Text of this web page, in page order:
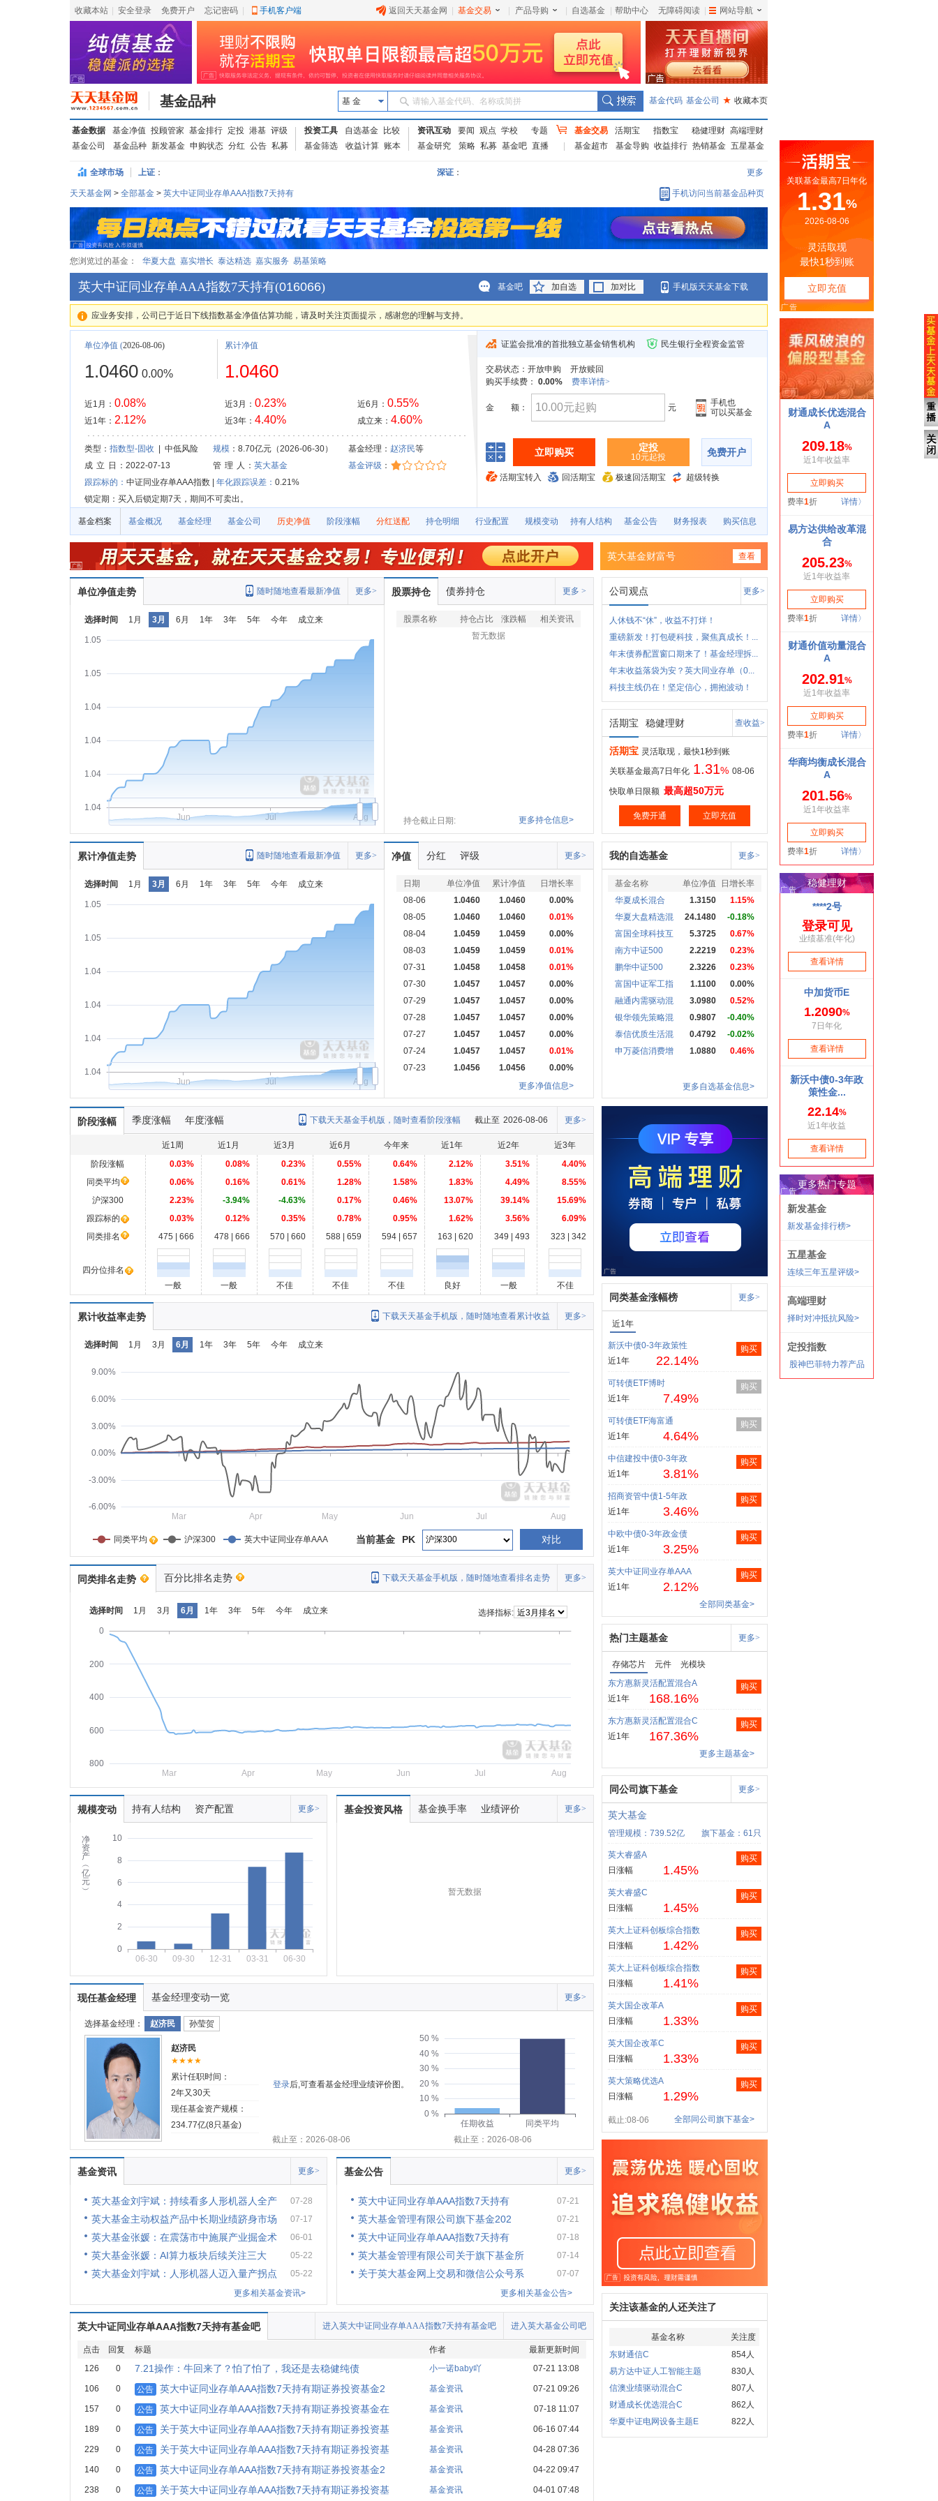
收藏本站 安全登录 免费开户 忘记密码 手机客户端 返回天天基金网 基金交易 产品导购 自选基金 帮助中心 无障碍阅读 网站导航
基金品种 基 金 请输入基金代码、名称或简拼 基金代码 基金公司 ★ 收藏本页
基金数据 基金净值 投顾管家 基金排行 定投 港基 评级
基金公司
基金品种 新发基金 申购状态 分红 公告 私募
投资工具 自选基金
比较
基金筛选
收益计算 账本
资讯互动 要闻 观点 学校
专题
基金研究
策略 私募 基金吧 直播
基金交易 活期宝 指数宝 稳健理财 高端理财
基金超市
基金导购 收益排行 热销基金 五星基金
全球市场 上证： 深证： 更多
天天基金网 > 全部基金 > 英大中证同业存单AAA指数7天持有 手机访问当前基金品种页
您浏览过的基金： 华夏大盘 嘉实增长 泰达精选 嘉实服务 易基策略
英大中证同业存单AAA指数7天持有(016066) 基金吧 加自选 加对比 手机版天天基金下载
应业务安排，公司已于近日下线指数基金净值估算功能，请及时关注页面提示，感谢您的理解与支持。
单位净值 (2026-08-06)
1.0460 0.00%
近1月： 0.08%
近1年： 2.12%
累计净值
1.0460
近3月： 0.23%
近3年： 4.40%
近6月： 0.55%
成立来： 4.60%
类型： 指数型-固收 | 中低风险 规模：8.70亿元（2026-06-30） 基金经理： 赵济民等
成 立 日
：2022-07-13 管 理 人 ： 英大基金 基金评级 ：
跟踪标的： 中证同业存单AAA指数 | 年化跟踪误差： 0.21%
锁定期：买入后锁定期7天，期间不可卖出。
证监会批准的首批独立基金销售机构 民生银行全程资金监管
交易状态： 开放申购
开放赎回
购买手续费： 0.00% 费率详情>
金 额： 元
手机也
可以买基金
立即购买 定投
10元起投 免费开户
活期宝转入 回活期宝 极速回活期宝 超级转换
基金档案 基金概况 基金经理 基金公司 历史净值 阶段涨幅 分红送配 持仓明细 行业配置 规模变动 持有人结构 基金公告 财务报表 购买信息
英大基金财富号 查看
单位净值走势 更多>
随时随地查看最新净值
选择时间 1月 3月 6月 1年 3年 5年 今年 成立来
1.04
1.04
1.04
1.04
1.05
1.05
Jun Jul Aug
股票持仓 债券持仓 更多 >
股票名称 持仓占比 涨跌幅
相关资讯
暂无数据
持仓截止日期: 更多持仓信息>
公司观点 更多>
人休钱不“休”，收益不打烊！
重磅新发！打包硬科技，聚焦真成长！...
年末债券配置窗口期来了！基金经理拆...
年末收益落袋为安？英大同业存单（0...
科技主线仍在！坚定信心，拥抱波动！
活期宝 稳健理财 查收益>
活期宝 灵活取现，最快1秒到账
关联基金最高7日年化 1.31% 08-06
快取单日限额 最高超50万元
免费开通 立即充值
累计净值走势 更多>
随时随地查看最新净值
选择时间 1月 3月 6月 1年 3年 5年 今年 成立来
1.04
1.04
1.04
1.04
1.05
1.05
Jun Jul Aug
净值 分红 评级 更多>
日期 单位净值 累计净值
日增长率
08-06
1.0460 1.0460
0.00%
08-05
1.0460 1.0460
0.01%
08-04
1.0459 1.0459
0.00%
08-03
1.0459 1.0459
0.01%
07-31
1.0458 1.0458
0.01%
07-30
1.0457 1.0457
0.00%
07-29
1.0457 1.0457
0.00%
07-28
1.0457 1.0457
0.00%
07-27
1.0457 1.0457
0.00%
07-24
1.0457 1.0457
0.01%
07-23
1.0456 1.0456
0.00%
更多净值信息>
我的自选基金 更多>
基金名称 单位净值
日增长率
华夏成长混合
1.3150
1.15%
华夏大盘精选混
24.1480
-0.18%
富国全球科技互
5.3725
0.67%
南方中证500
2.2219
0.23%
鹏华中证500
2.3226
0.23%
富国中证军工指
1.1100
0.00%
融通内需驱动混
3.0980
0.52%
银华领先策略混
0.9807
-0.40%
泰信优质生活混
0.4792
-0.02%
申万菱信消费增
1.0880 0.46%
更多自选基金信息>
阶段涨幅 季度涨幅 年度涨幅 更多>
截止至 2026-08-06
下载天天基金手机版，随时查看阶段涨幅
近1周 近1月 近3月 近6月 今年来 近1年 近2年
近3年
阶段涨幅
0.03% 0.08% 0.23% 0.55% 0.64% 2.12% 3.51%
4.40%
同类平均
0.06% 0.16% 0.61% 1.28% 1.58% 1.83% 4.49%
8.55%
沪深300
2.23% -3.94% -4.63% 0.17% 0.46% 13.07% 39.14%
15.69%
跟踪标的
0.03% 0.12% 0.35% 0.78% 0.95% 1.62% 3.56%
6.09%
同类排名
475 | 666 478 | 666 570 | 660 588 | 659 594 | 657 163 | 620 349 | 493 323 | 342
四分位排名
一般
一般 不佳 不佳 不佳 良好 一般 不佳
累计收益率走势 更多>
下载天天基金手机版，随时随地查看累计收益
选择时间 1月 3月 6月 1年 3年 5年 今年 成立来
-6.00%
-3.00%
0.00%
3.00%
6.00%
9.00%
Mar Apr May Jun Jul Aug
同类平均 沪深300 英大中证同业存单AAA 对比
PK
当前基金
同类排名走势 百分比排名走势 更多>
下载天天基金手机版，随时随地查看排名走势
选择时间 1月 3月 6月 1年 3年 5年 今年 成立来
选择指标:
0
200
400
600
800
Mar
Apr May Jun Jul Aug
规模变动 持有人结构 资产配置 更多>
净
资
产
︵
亿
元
︶
0
2
4
6
8
10
06-30 09-30 12-31 03-31 06-30
基金投资风格 基金换手率 业绩评价 更多>
暂无数据
现任基金经理 基金经理变动一览 更多>
选择基金经理： 赵济民 孙莹贺
赵济民
★★★★
累计任职时间：
2年又30天
现任基金资产规模：
234.77亿(8只基金)
登录后,可查看基金经理业绩评价图。
0 %
10 %
20 %
30 %
40 %
50 %
任期收益
同类平均
截止至：2026-08-06
截止至：2026-08-06
基金资讯 更多>
英大基金刘宇斌：持续看多人形机器人全产 07-28
英大基金主动权益产品中长期业绩跻身市场 07-17
英大基金张媛：在震荡市中施展产业掘金术 06-01
英大基金张媛：AI算力板块后续关注三大 05-22
英大基金刘宇斌：人形机器人迈入量产拐点
05-22
更多相关基金资讯>
基金公告 更多>
英大中证同业存单AAA指数7天持有 07-21
英大基金管理有限公司旗下基金202 07-21
英大中证同业存单AAA指数7天持有 07-18
英大基金管理有限公司关于旗下基金所 07-14
关于英大基金网上交易和微信公众号系
07-07
更多相关基金公告>
英大中证同业存单AAA指数7天持有基金吧 进入英大基金公司吧
进入英大中证同业存单AAA指数7天持有基金吧
点击 回复 标题 作者
最新更新时间
126
0 7.21操作：牛回来了？怕了怕了，我还是去稳健纯债 小一诺baby吖 07-21 13:08
106 0 公告 英大中证同业存单AAA指数7天持有期证券投资基金2 基金资讯 07-21 09:26
157 0 公告 英大中证同业存单AAA指数7天持有期证券投资基金在 基金资讯 07-18 11:07
189 0 公告 关于英大中证同业存单AAA指数7天持有期证券投资基 基金资讯 06-16 07:44
229 0 公告 关于英大中证同业存单AAA指数7天持有期证券投资基 基金资讯 04-28 07:36
140 0 公告 英大中证同业存单AAA指数7天持有期证券投资基金2 基金资讯 04-22 09:47
238 0 公告 关于英大中证同业存单AAA指数7天持有期证券投资基 基金资讯 04-01 07:48
同类基金涨幅榜 更多>
近1年
新沃中债0-3年政策性
近1年
22.14%
购买
可转债ETF博时
近1年
7.49%
购买
可转债ETF海富通
近1年
4.64%
购买
中信建投中债0-3年政
近1年
3.81%
购买
招商资管中债1-5年政
近1年
3.46%
购买
中欧中债0-3年政金债
近1年
3.25%
购买
英大中证同业存单AAA
近1年
2.12%
购买
全部同类基金>
热门主题基金 更多>
存储芯片 元件
光模块
东方惠新灵活配置混合A
近1年
168.16%
购买
东方惠新灵活配置混合C
近1年
167.36%
购买
更多主题基金>
同公司旗下基金 更多>
英大基金
管理规模：739.52亿 旗下基金：61只
英大睿盛A
日涨幅
1.45%
购买
英大睿盛C
日涨幅
1.45%
购买
英大上证科创板综合指数
日涨幅
1.42%
购买
英大上证科创板综合指数
日涨幅
1.41%
购买
英大国企改革A
日涨幅
1.33%
购买
英大国企改革C
日涨幅
1.33%
购买
英大策略优选A
日涨幅
1.29%
购买
截止:08-06 全部同公司旗下基金>
关注该基金的人还关注了
基金名称
关注度
东财通信C
854人
易方达中证人工智能主题
830人
信澳业绩驱动混合C
807人
财通成长优选混合C
862人
华夏中证电网设备主题E
822人